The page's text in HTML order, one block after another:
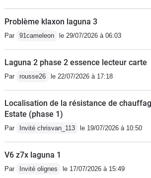
Problème klaxon laguna 3
Par 91cameleon le 29/07/2026 à 06:03
Laguna 2 phase 2 essence lecteur carte
Par rousse26 le 22/07/2026 à 17:18
Localisation de la résistance de
Estate (phase 1)
Par Invité chrisvan_113 le 19/07/2026 à 10:50
V6 z7x laguna 1
Par Invité olignes le 17/07/2026 à 15:49